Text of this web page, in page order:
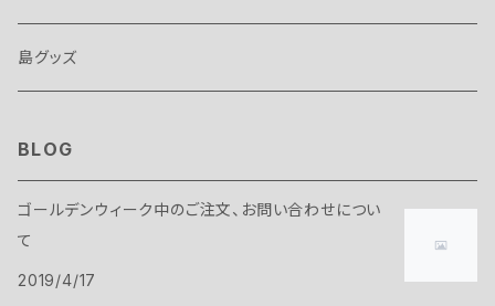
島グッズ
BLOG
ゴールデンウィーク中のご注文、お問い合わせについ
て
2019/4/17